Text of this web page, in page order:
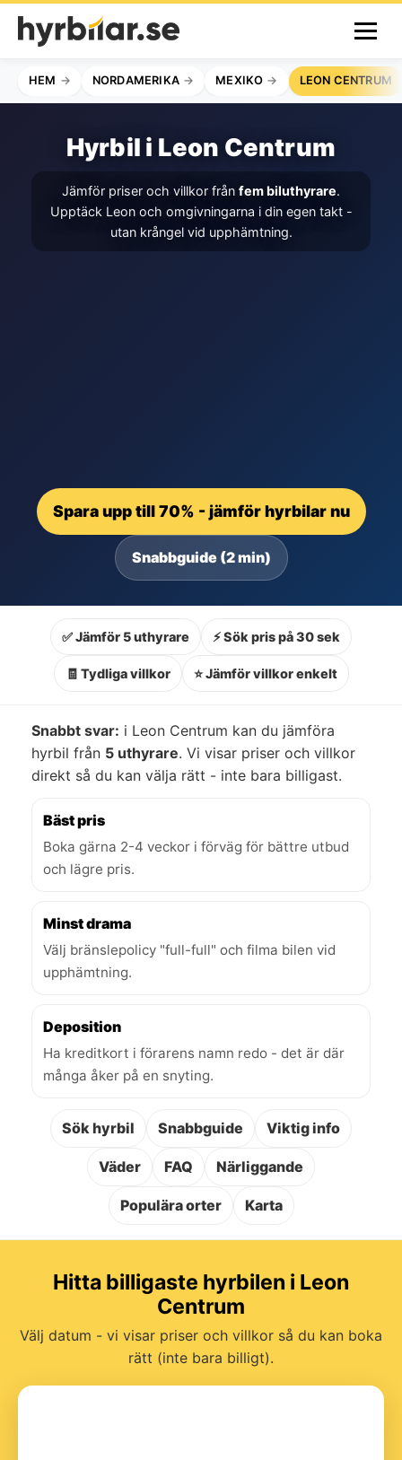
HEM NORDAMERIKA MEXIKO LEON CENTRUM
Hyrbil i Leon Centrum
Jämför priser och villkor från fem biluthyrare.
Upptäck Leon och omgivningarna i din egen takt -
utan krångel vid upphämtning.
Spara upp till 70% - jämför hyrbilar nu
Snabbguide (2 min)
✅ Jämför 5 uthyrare ⚡ Sök pris på 30 sek
🧾 Tydliga villkor ⭐ Jämför villkor enkelt
Snabbt svar: i Leon Centrum kan du jämföra
hyrbil från 5 uthyrare. Vi visar priser och villkor
direkt så du kan välja rätt - inte bara billigast.
Bäst pris
Boka gärna 2-4 veckor i förväg för bättre utbud
och lägre pris.
Minst drama
Välj bränslepolicy "full-full" och filma bilen vid
upphämtning.
Deposition
Ha kreditkort i förarens namn redo - det är där
många åker på en snyting.
Sök hyrbil Snabbguide Viktig info
Väder FAQ Närliggande
Populära orter Karta
Hitta billigaste hyrbilen i Leon
Centrum
Välj datum - vi visar priser och villkor så du kan boka
rätt (inte bara billigt).